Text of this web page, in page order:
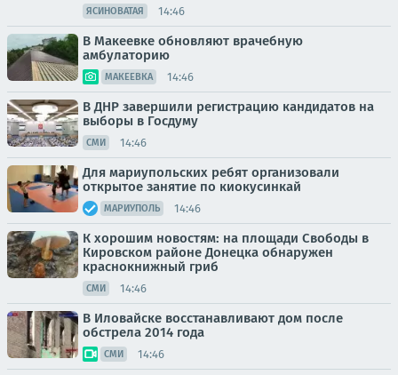
ЯСИНОВАТАЯ 14:46
В Макеевке обновляют врачебную
амбулаторию
МАКЕЕВКА 14:46
В ДНР завершили регистрацию кандидатов на
выборы в Госдуму
СМИ 14:46
Для мариупольских ребят организовали
открытое занятие по киокусинкай
МАРИУПОЛЬ 14:46
К хорошим новостям: на площади Свободы в
Кировском районе Донецка обнаружен
краснокнижный гриб
СМИ 14:46
В Иловайске восстанавливают дом после
обстрела 2014 года
СМИ 14:46